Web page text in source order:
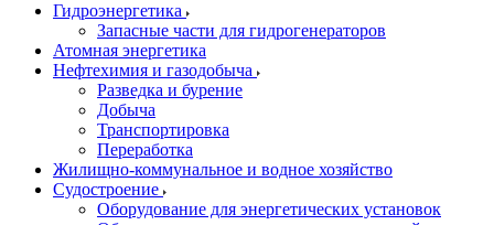
Гидроэнергетика
Запасные части для гидрогенераторов
Атомная энергетика
Нефтехимия и газодобыча
Разведка и бурение
Добыча
Транспортировка
Переработка
Жилищно-коммунальное и водное хозяйство
Судостроение
Оборудование для энергетических установок